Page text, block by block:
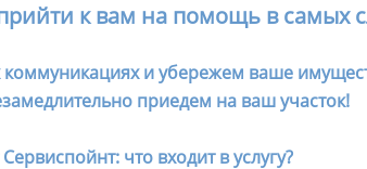
к вам на помощь в самых
и убережем ваше
приедем на ваш участок!
что входит в услугу?